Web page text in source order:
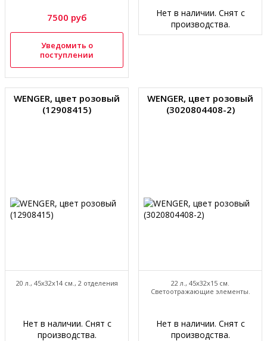
7500 руб
Уведомить о
поступлении
Нет в наличии. Снят с
производства.
WENGER, цвет розовый
(12908415)
20 л., 45х32х14 см., 2 отделения
Нет в наличии. Снят с
производства.
WENGER, цвет розовый
(3020804408-2)
22 л., 45х32х15 см.
Светоотражающие элементы.
Нет в наличии. Снят с
производства.